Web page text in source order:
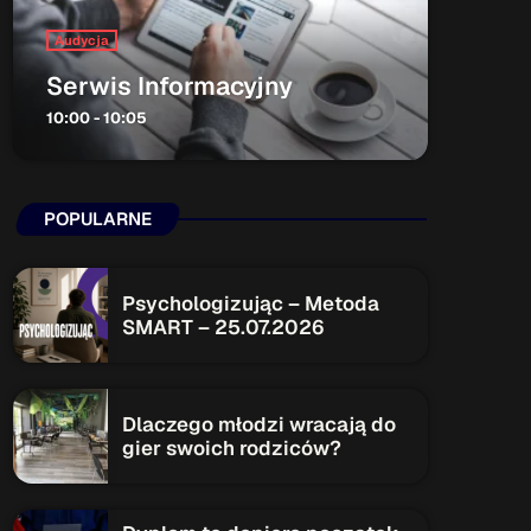
ON AIR
Audycja
10:00 - 10:05
Audycja
Serwis Informacyjny
10:00 - 10:05
POPULARNE
Psychologizując – Metoda
SMART – 25.07.2026
Dlaczego młodzi wracają do
gier swoich rodziców?